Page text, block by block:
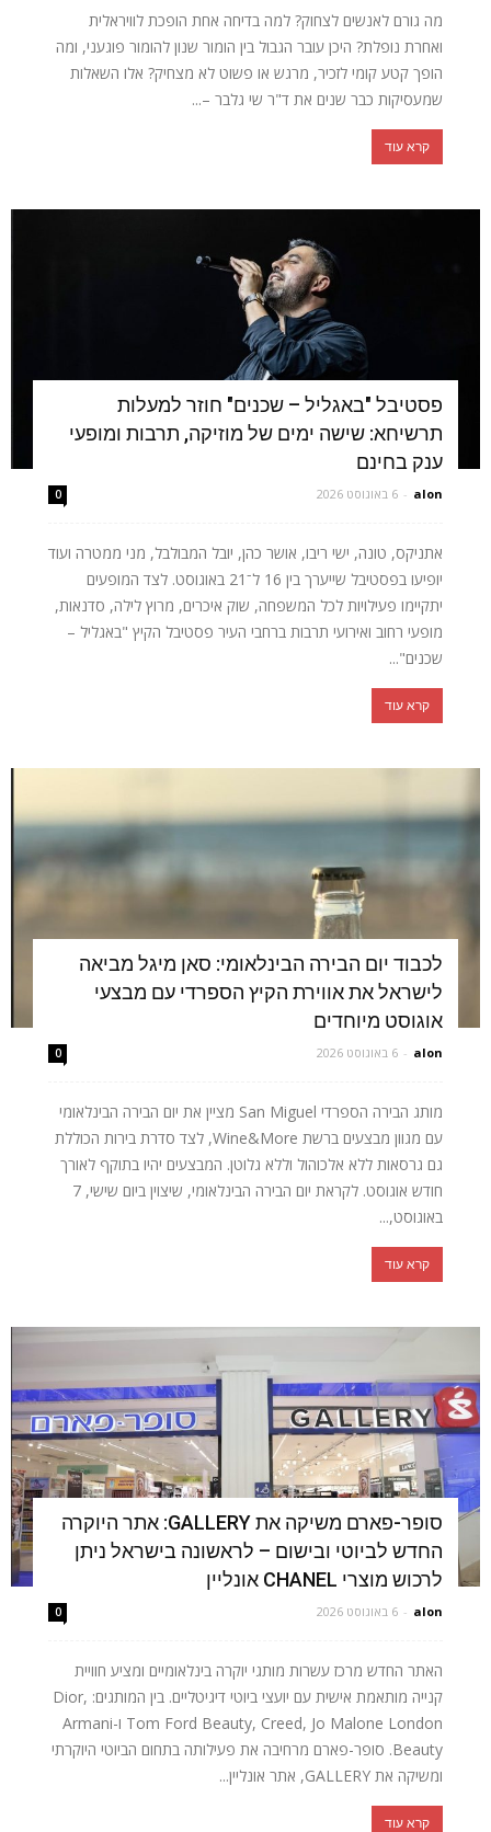
מה גורם לאנשים לצחוק? למה בדיחה אחת הופכת לוויראלית
ואחרת נופלת? היכן עובר הגבול בין הומור שנון להומור פוגעני, ומה
הופך קטע קומי לזכיר, מרגש או פשוט לא מצחיק? אלו השאלות
שמעסיקות כבר שנים את ד"ר שי גלבר –...
קרא עוד
פסטיבל "באגליל – שכנים" חוזר למעלות
תרשיחא: שישה ימים של מוזיקה, תרבות ומופעי
ענק בחינם
alon
- 6 באוגוסט 2026 0
אתניקס, טונה, ישי ריבו, אושר כהן, יובל המבולבל, מני ממטרה ועוד
יופיעו בפסטיבל שייערך בין 16 ל־21 באוגוסט. לצד המופעים
יתקיימו פעילויות לכל המשפחה, שוק איכרים, מרוץ לילה, סדנאות,
מופעי רחוב ואירועי תרבות ברחבי העיר פסטיבל הקיץ "באגליל –
שכנים"...
קרא עוד
לכבוד יום הבירה הבינלאומי: סאן מיגל מביאה
לישראל את אווירת הקיץ הספרדי עם מבצעי
אוגוסט מיוחדים
alon
- 6 באוגוסט 2026 0
מותג הבירה הספרדי San Miguel מציין את יום הבירה הבינלאומי
עם מגוון מבצעים ברשת Wine&More, לצד סדרת בירות הכוללת
גם גרסאות ללא אלכוהול וללא גלוטן. המבצעים יהיו בתוקף לאורך
חודש אוגוסט. לקראת יום הבירה הבינלאומי, שיצוין ביום שישי, 7
באוגוסט,...
קרא עוד
סופר-פארם משיקה את GALLERY: אתר היוקרה
החדש לביוטי ובישום – לראשונה בישראל ניתן
לרכוש מוצרי CHANEL אונליין
alon
- 6 באוגוסט 2026 0
האתר החדש מרכז עשרות מותגי יוקרה בינלאומיים ומציע חוויית
קנייה מותאמת אישית עם יועצי ביוטי דיגיטליים. בין המותגים: Dior,
Tom Ford Beauty, Creed, Jo Malone London ו-Armani
Beauty. סופר-פארם מרחיבה את פעילותה בתחום הביוטי היוקרתי
ומשיקה את GALLERY, אתר אונליין...
קרא עוד